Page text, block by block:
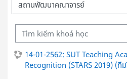
Tìm kiếm khoá học
14-01-2562: SUT Teaching
Recognition (STARS 2019) (ที